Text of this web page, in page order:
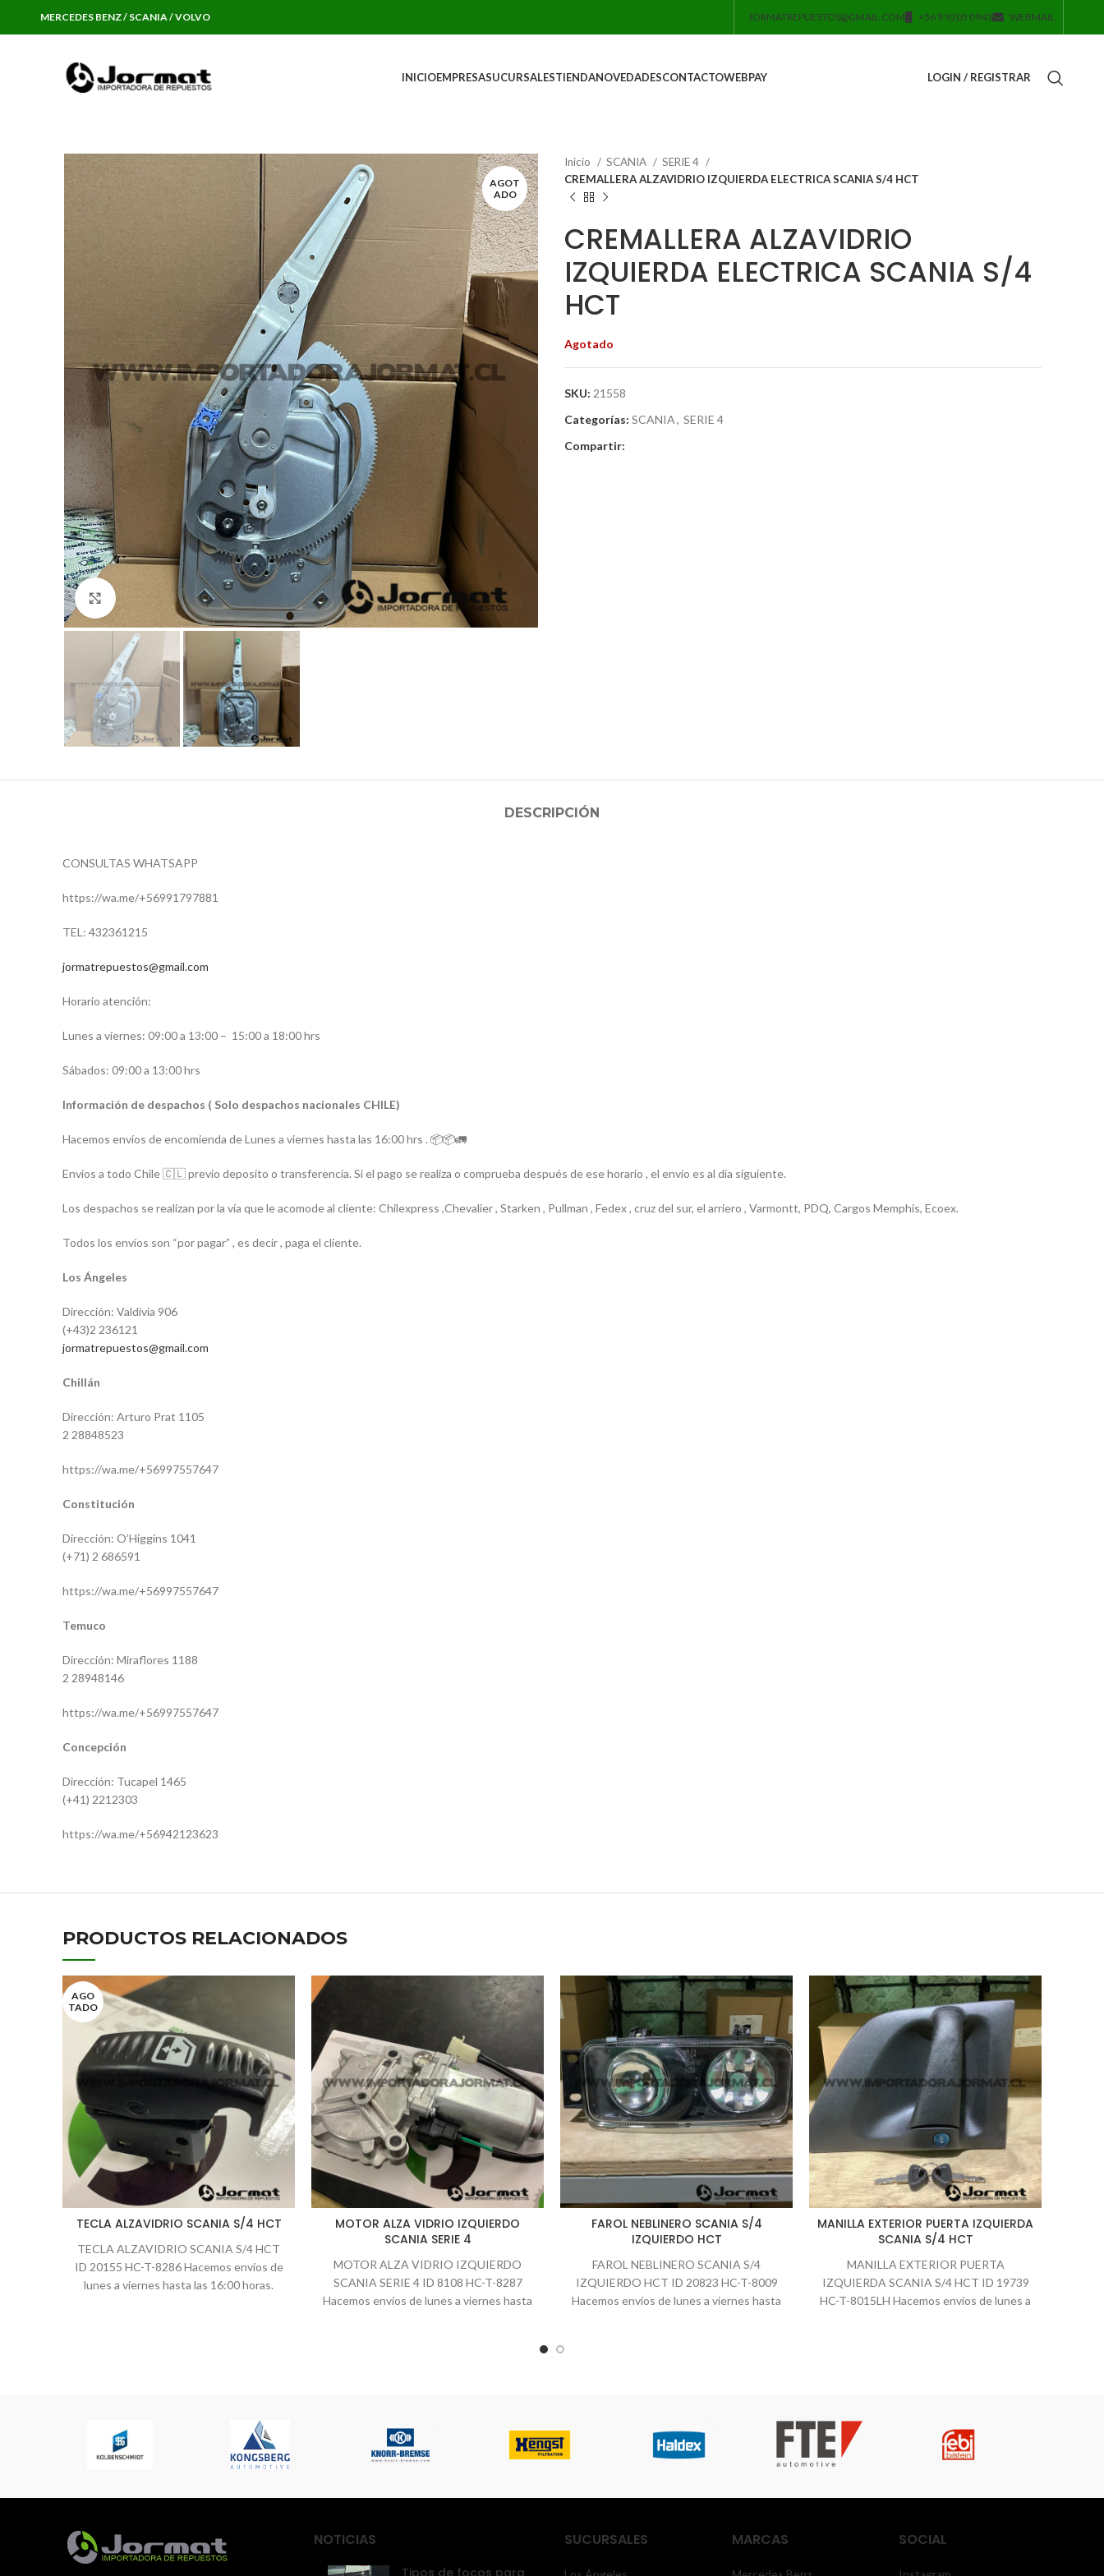
MERCEDES BENZ / SCANIA / VOLVO JORMATREPUESTOS@GMAIL.COM +56 9 9205 0943 WEBMAIL
INICIOEMPRESASUCURSALESTIENDANOVEDADESCONTACTOWEBPAY LOGIN / REGISTRAR
AGOT
ADO
Click to enlarge
Inicio SCANIA
SERIE 4
CREMALLERA ALZAVIDRIO IZQUIERDA ELECTRICA SCANIA S/4 HCT
CREMALLERA ALZAVIDRIO
IZQUIERDA ELECTRICA SCANIA S/4
HCT
Agotado
SKU: 21558
Categorías: SCANIA, SERIE 4
Compartir:
DESCRIPCIÓN
CONSULTAS WHATSAPP
https://wa.me/+56991797881
TEL: 432361215
jormatrepuestos@gmail.com
Horario atención:
Lunes a viernes: 09:00 a 13:00 – 15:00 a 18:00 hrs
Sábados: 09:00 a 13:00 hrs
Información de despachos ( Solo despachos nacionales CHILE)
Hacemos envíos de encomienda de Lunes a viernes hasta las 16:00 hrs . 📦📦🚛
Envíos a todo Chile 🇨🇱 previo deposito o transferencia. Si el pago se realiza o comprueba después de ese horario , el envío es al día siguiente.
Los despachos se realizan por la vía que le acomode al cliente: Chilexpress ,Chevalier , Starken , Pullman , Fedex , cruz del sur, el arriero , Varmontt, PDQ, Cargos Memphis, Ecoex.
Todos los envíos son “por pagar” , es decir , paga el cliente.
Los Ángeles
Dirección: Valdivia 906
(+43)2 236121
jormatrepuestos@gmail.com
Chillán
Dirección: Arturo Prat 1105
2 28848523
https://wa.me/+56997557647
Constitución
Dirección: O’Higgins 1041
(+71) 2 686591
https://wa.me/+56997557647
Temuco
Dirección: Miraflores 1188
2 28948146
https://wa.me/+56997557647
Concepción
Dirección: Tucapel 1465
(+41) 2212303
https://wa.me/+56942123623
PRODUCTOS RELACIONADOS
AGO
TADO
TECLA ALZAVIDRIO SCANIA S/4 HCT
TECLA ALZAVIDRIO SCANIA S/4 HCT
ID 20155 HC-T-8286 Hacemos envíos de
lunes a viernes hasta las 16:00 horas.
MOTOR ALZA VIDRIO IZQUIERDO
SCANIA SERIE 4
MOTOR ALZA VIDRIO IZQUIERDO
SCANIA SERIE 4 ID 8108 HC-T-8287
Hacemos envíos de lunes a viernes hasta
FAROL NEBLINERO SCANIA S/4
IZQUIERDO HCT
FAROL NEBLINERO SCANIA S/4
IZQUIERDO HCT ID 20823 HC-T-8009
Hacemos envíos de lunes a viernes hasta
MANILLA EXTERIOR PUERTA IZQUIERDA
SCANIA S/4 HCT
MANILLA EXTERIOR PUERTA
IZQUIERDA SCANIA S/4 HCT ID 19739
HC-T-8015LH Hacemos envíos de lunes a
NOTICIAS SUCURSALES MARCAS SOCIAL